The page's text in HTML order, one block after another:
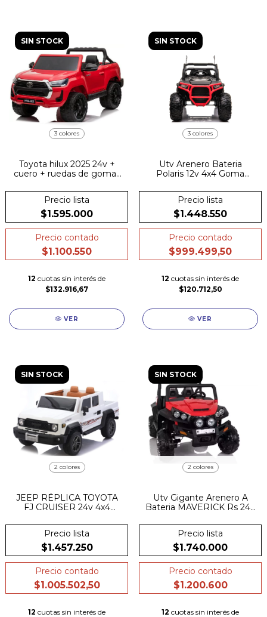
SIN STOCK
3 colores
Toyota hilux 2025 24v +
cuero + ruedas de goma .
Precio lista
$1.595.000
Precio contado
$1.100.550
12 cuotas sin interés de
$132.916,67
VER
SIN STOCK
3 colores
Utv Arenero Bateria
Polaris 12v 4x4 Goma
Precio lista
$1.448.550
Precio contado
$999.499,50
12 cuotas sin interés de
$120.712,50
VER
SIN STOCK
2 colores
JEEP RÉPLICA TOYOTA
FJ CRUISER 24v 4x4
BLUETOOTH
Precio lista
$1.457.250
Precio contado
$1.005.502,50
12 cuotas sin interés de
SIN STOCK
2 colores
Utv Gigante Arenero A
Bateria MAVERICK Rs 24v
Precio lista
$1.740.000
Precio contado
$1.200.600
12 cuotas sin interés de